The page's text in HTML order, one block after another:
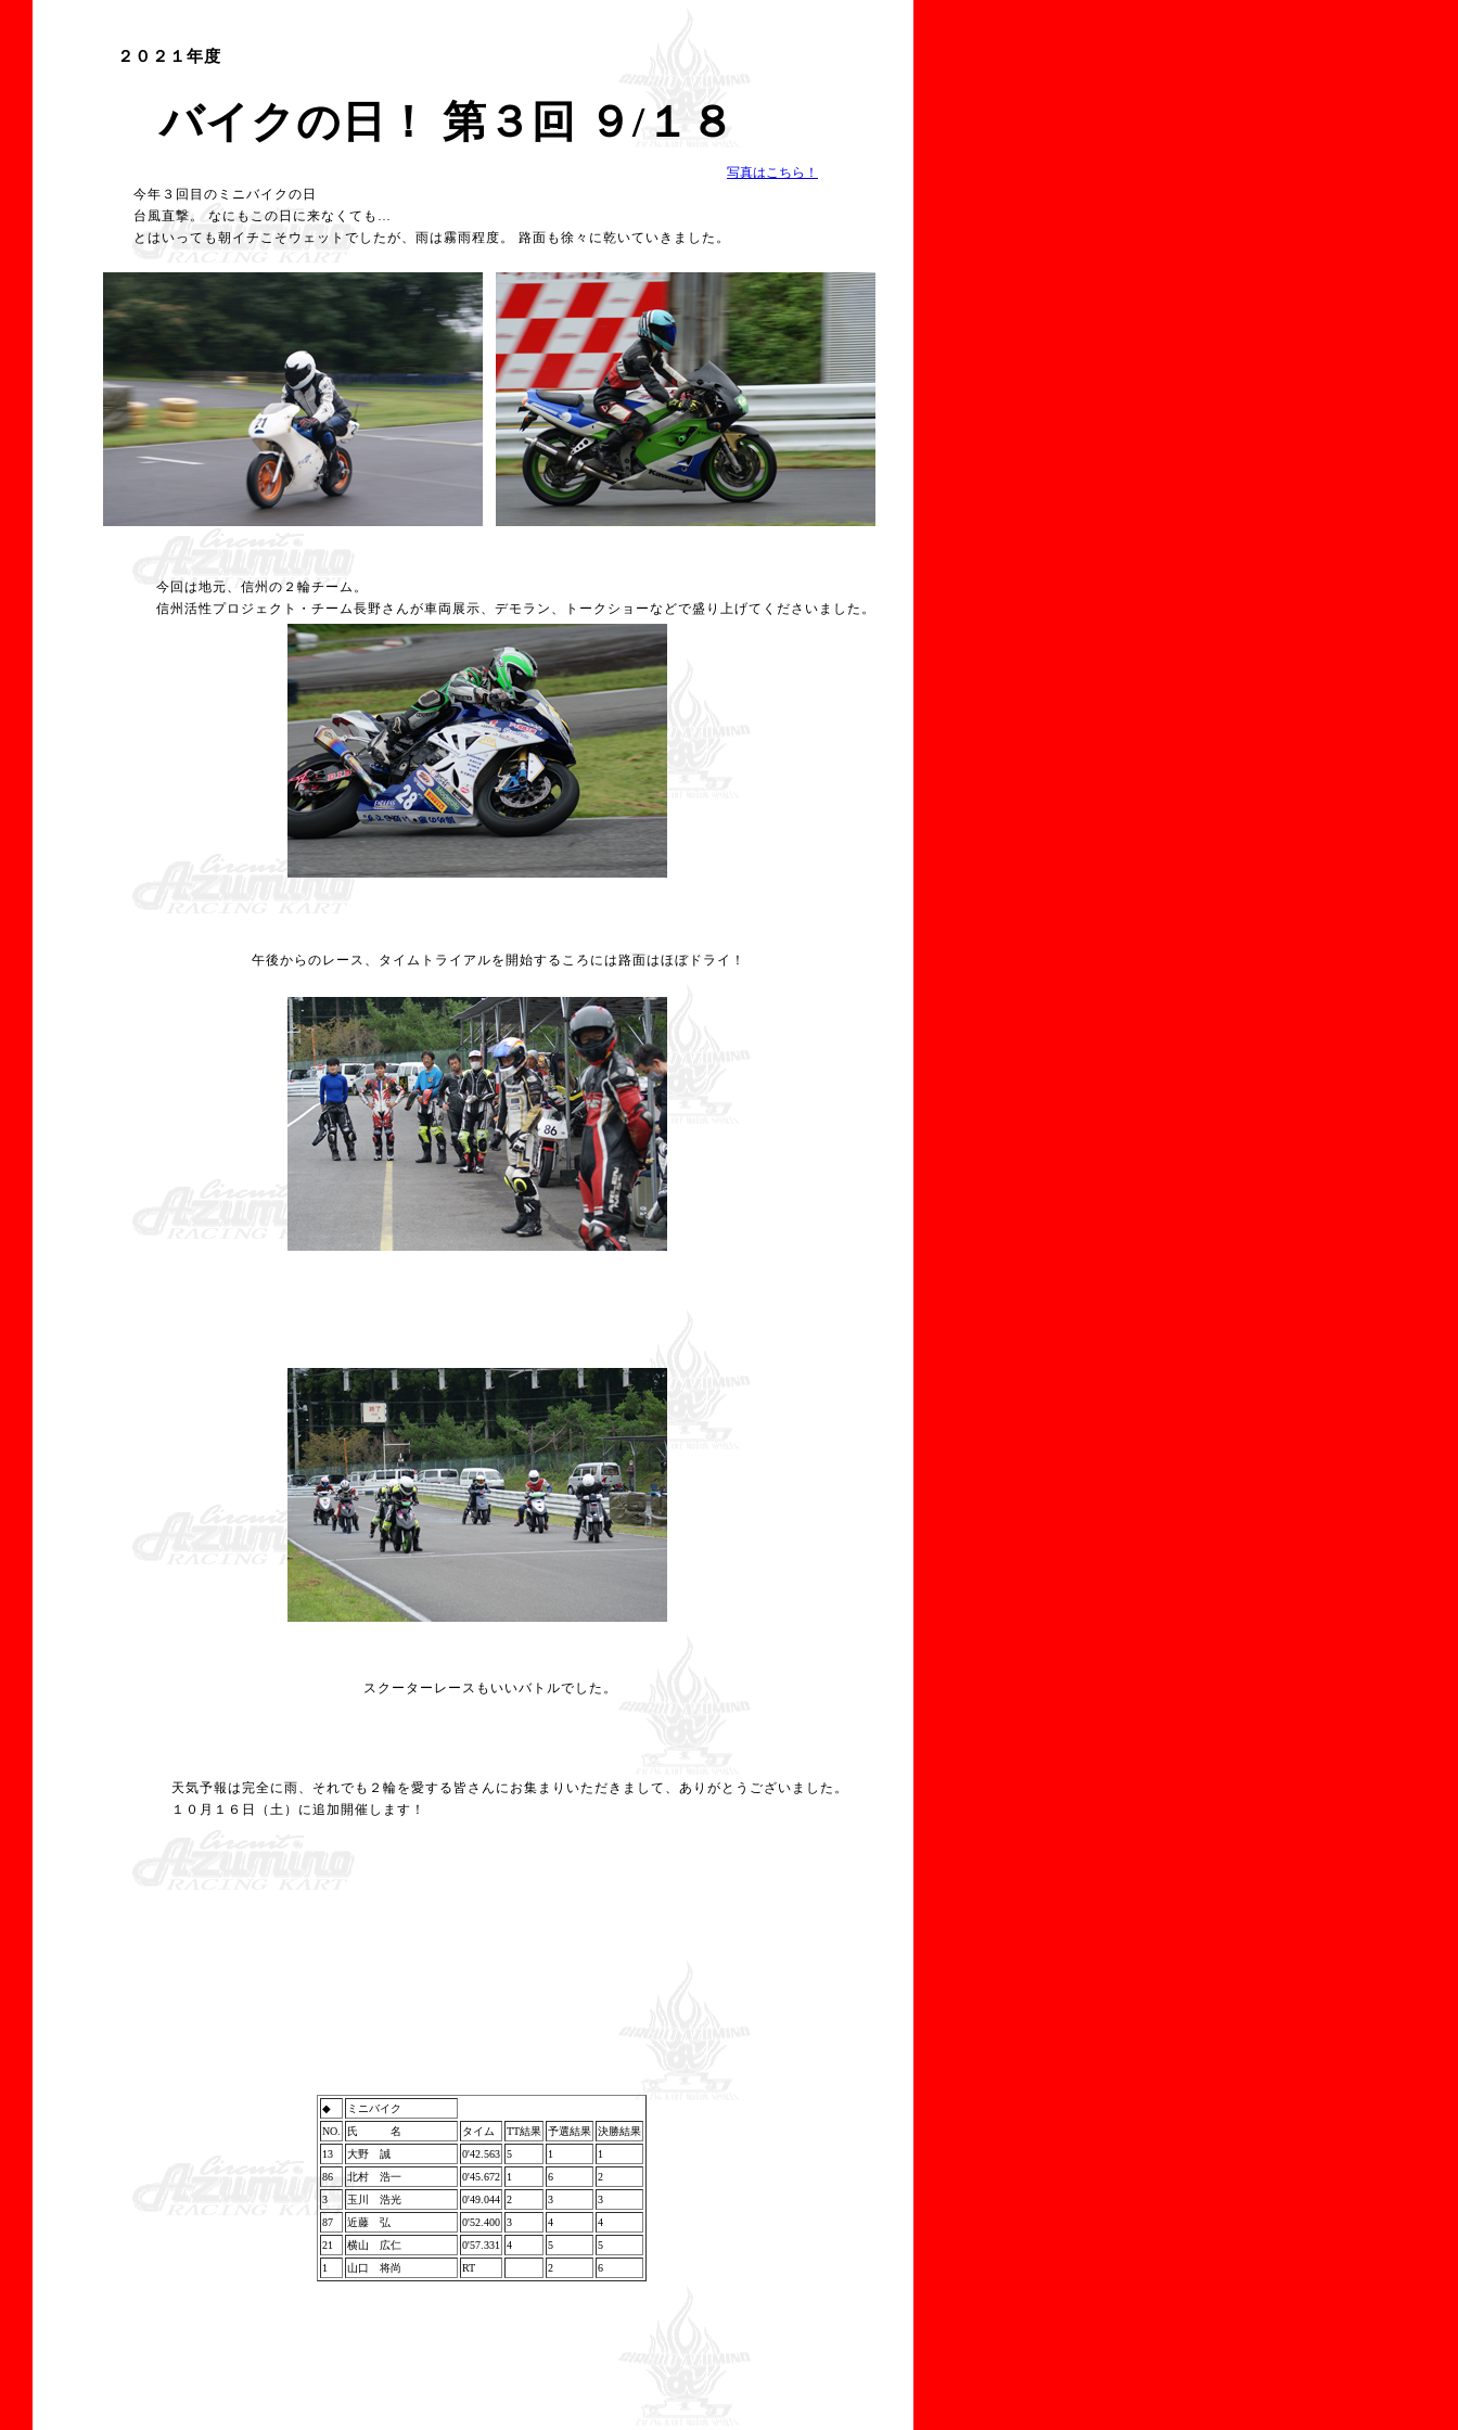
バイクの日！ 第３回 ９/１８
２０２１年度
今年３回目のミニバイクの日
台風直撃。 なにもこの日に来なくても…
とはいっても朝イチこそウェットでしたが、雨は霧雨程度。 路面も徐々に乾いていきました。
今回は地元、信州の２輪チーム。
信州活性プロジェクト・チーム長野さんが車両展示、デモラン、トークショーなどで盛り上げてくださいました。
午後からのレース、タイムトライアルを開始するころには路面はほぼドライ！
スクーターレースもいいバトルでした。
写真はこちら！
◆
ミニバイク
NO.
氏 名 タイム TT結果 予選結果 決勝結果
13
大野 誠 0'42.563 5 1
1
86
北村 浩一 0'45.672 1 6
2
3
玉川 浩光 0'49.044 2 3
3
87
近藤 弘 0'52.400 3 4
4
21
横山 広仁 0'57.331 4 5
5
1
山口 将尚 RT 2 6
天気予報は完全に雨、それでも２輪を愛する皆さんにお集まりいただきまして、ありがとうございました。
１０月１６日（土）に追加開催します！